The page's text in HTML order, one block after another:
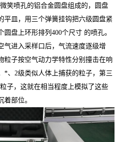
笑喷孔的铝合金圆盘组成的，圆盘
平皿，用三个弹簧挂钩把六级圆盘紧
圆盘上环形排列 400个尺寸 的喷孔。
气进入采样口后，气流速度逐级增
粒子按空气动力学特性分别撞击在响
*、2级类似人体上捕获的粒子，第三
子，这就在相当程度上模拟了这些
着部位。